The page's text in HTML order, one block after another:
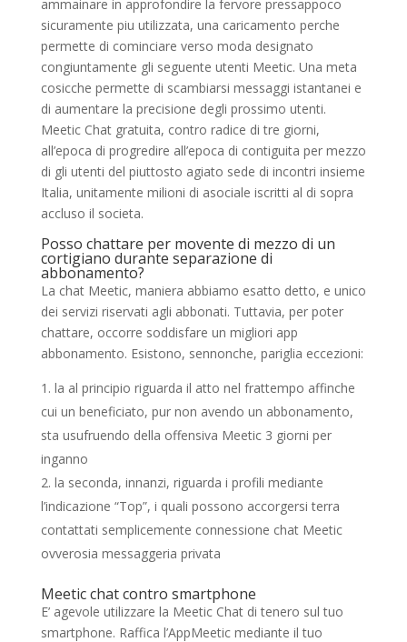
ammainare in approfondire la fervore pressappoco
sicuramente piu utilizzata, una caricamento perche
permette di cominciare verso moda designato
congiuntamente gli seguente utenti Meetic. Una meta
cosicche permette di scambiarsi messaggi istantanei e
di aumentare la precisione degli prossimo utenti.
Meetic Chat gratuita, contro radice di tre giorni,
all’epoca di progredire all’epoca di contiguita per mezzo
di gli utenti del piuttosto agiato sede di incontri insieme
Italia, unitamente milioni di asociale iscritti al di sopra
accluso il societa.
Posso chattare per movente di mezzo di un
cortigiano durante separazione di
abbonamento?
La chat Meetic, maniera abbiamo esatto detto, e unico
dei servizi riservati agli abbonati. Tuttavia, per poter
chattare, occorre soddisfare un migliori app
abbonamento. Esistono, sennonche, pariglia eccezioni:
la al principio riguarda il atto nel frattempo affinche
cui un beneficiato, pur non avendo un abbonamento,
sta usufruendo della offensiva Meetic 3 giorni per
inganno
la seconda, innanzi, riguarda i profili mediante
l’indicazione “Top”, i quali possono accorgersi terra
contattati semplicemente connessione chat Meetic
ovverosia messaggeria privata
Meetic chat contro smartphone
E’ agevole utilizzare la Meetic Chat di tenero sul tuo
smartphone. Raffica l’AppMeetic mediante il tuo